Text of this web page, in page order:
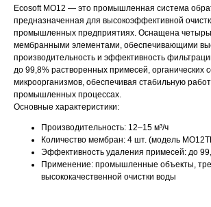
Ecosoft MO12 — это промышленная система
предназначенная для высокоэффективной
промышленных предприятиях. Оснащена
мембранными элементами, обеспечивающими
производительность и эффективность
до 99,8% растворенных примесей, органических
микроорганизмов, обеспечивая стабильную
промышленных процессах.
Основные характеристики:
Производительность: 12–15 м³/ч​
Количество мембран: 4 шт. (модель
Эффективность удаления примесей: до
Применение: промышленные объекты,
высококачественной очистки воды